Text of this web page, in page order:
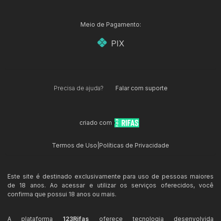
Meio de Pagamento:
PIX
Precisa de ajuda? Falar com suporte
criado com
Termos de Uso Políticas de Privacidade
Este site é destinado exclusivamente para uso de pessoas maiores
de 18 anos. Ao acessar e utilizar os serviços oferecidos, você
confirma que possui 18 anos ou mais.
A plataforma 123Rifas oferece tecnologia desenvolvida